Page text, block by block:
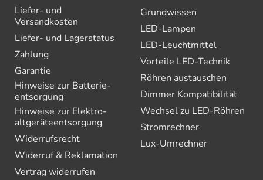
Liefer- und
Versandkosten
Liefer- und Lagerstatus
Zahlung
Garantie
Hinweise zur Batterie­
entsorgung
Hinweise zur Elektro­
altgeräte­entsorgung
Widerrufsrecht
Widerruf & Reklamation
Vertrag widerrufen
Grundwissen
LED-Lampen
LED-Leuchtmittel
Vorteile LED-Technik
Röhren austauschen
Dimmer Kompatibilität
Wechsel zu LED-Röhren
Stromrechner
Lux-Umrechner